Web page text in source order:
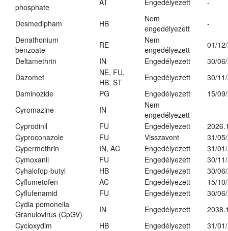
phosphate
AT Engedélyezett -
Desmedipham HB
Nem
engedélyezett
-
Denathonium
benzoate
RE
Nem
engedélyezett
01/
Deltamethrin
IN Engedélyezett
30/
Dazomet
NE, FU,
HB, ST
Engedélyezett
30/
Daminozide
PG Engedélyezett
15/
Cyromazine
IN
Nem
engedélyezett
Cyprodinil
FU Engedélyezett
Cyproconazole
FU Visszavont
31/
Cypermethrin
IN, AC Engedélyezett
31/
Cymoxanil
FU Engedélyezett
30/
Cyhalofop-butyl
HB Engedélyezett
30/
Cyflumetofen
AC Engedélyezett
15/
Cyflufenamid
FU Engedélyezett
30/
Cydia pomonella
Granulovirus (CpGV)
IN Engedélyezett
Cycloxydim
HB Engedélyezett
31/